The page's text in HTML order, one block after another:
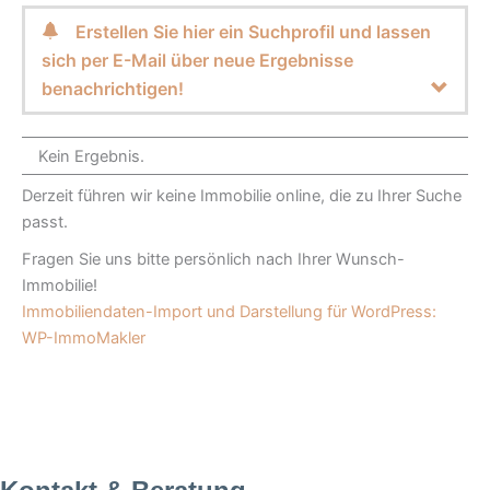
Erstellen Sie hier ein Suchprofil und lassen
sich per E-Mail über neue Ergebnisse
benachrichtigen!
Kein Ergebnis.
Derzeit führen wir keine Immobilie online, die zu Ihrer Suche
passt.
Fragen Sie uns bitte persönlich nach Ihrer Wunsch-
Immobilie!
Immobiliendaten-Import und Darstellung für WordPress:
WP-ImmoMakler